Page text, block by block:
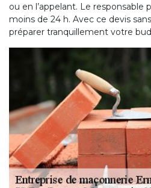
ou en l’appelant. Le responsable
moins de 24 h. Avec ce devis
préparer tranquillement votre